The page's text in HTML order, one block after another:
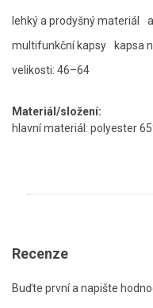
lehký a prodyšný materiál
multifunkční kapsy
kapsa
velikosti: 46–64
Materiál/složení:
hlavní materiál: polyester
Recenze
Buďte první a napište